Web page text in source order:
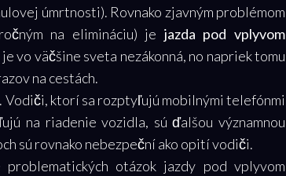
úmrtnosti). Rovnako zjavným problémom
na elimináciu) je jazda pod vplyvom
vo väčšine sveta nezákonná, no napriek tomu
na cestách.
Vodiči, ktorí sa rozptyľujú mobilnými telefónmi
na riadenie vozidla, sú ďalšou významnou
sú rovnako nebezpeční ako opití vodiči.
otázok jazdy pod vplyvom